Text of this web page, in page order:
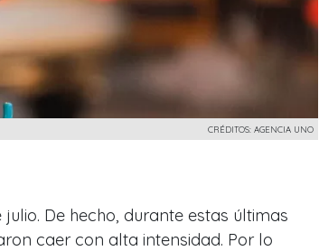
CRÉDITOS: AGENCIA UNO
De hecho, durante estas últimas
caer con alta intensidad. Por lo